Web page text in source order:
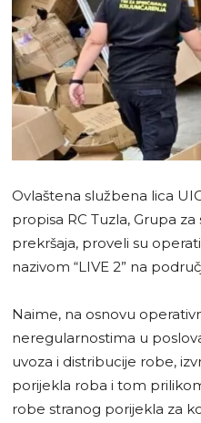
Ovlaštena službena lica
propisa RC Tuzla, Grupa
prekršaja, proveli su
nazivom “LIVE 2” na
Naime, na osnovu
neregularnostima u
uvoza i distribucije robe,
porijekla roba i tom
robe stranog porijekla za